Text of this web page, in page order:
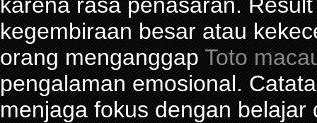
kegembiraan besar atau
orang menganggapToto
pengalaman emosional.
menjaga fokus dengan belajar